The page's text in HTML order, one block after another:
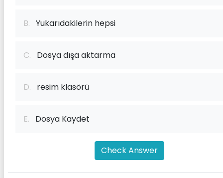
B. Yukarıdakilerin hepsi
C. Dosya dışa aktarma
D. resim klasörü
E. Dosya Kaydet
Check Answer